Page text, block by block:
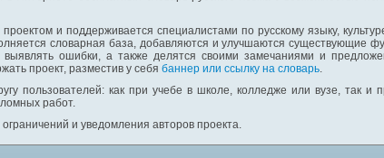
и поддерживается специалистами по русскому языку,
словарная база, добавляются и улучшаются существующие
ошибки, а также делятся своими замечаниями и
проект, разместив у себя баннер или ссылку на словарь.
пользователей: как при учебе в школе, колледже или вузе, так и
работ.
и уведомления авторов проекта.